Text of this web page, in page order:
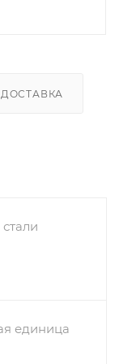
ДОСТАВКА
единица